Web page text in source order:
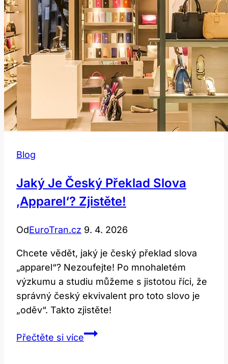
Blog
Jaký Je Český Překlad Slova
‚apparel‘? Zjistěte!
OdEuroTran.cz 9. 4. 2026
Chcete vědět, jaký je český překlad slova
„apparel“? Nezoufejte! Po mnohaletém
výzkumu a studiu můžeme s jistotou říci, že
správný český ekvivalent pro toto slovo je
„oděv“. Takto zjistěte!
Přečtěte si víceJaký